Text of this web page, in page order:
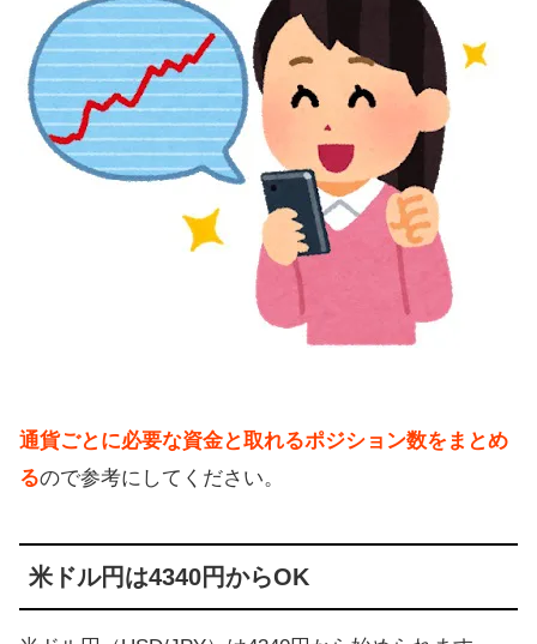
通貨ごとに必要な資金と取れるポジション数をまとめ
るので参考にしてください。
米ドル円は4340円からOK